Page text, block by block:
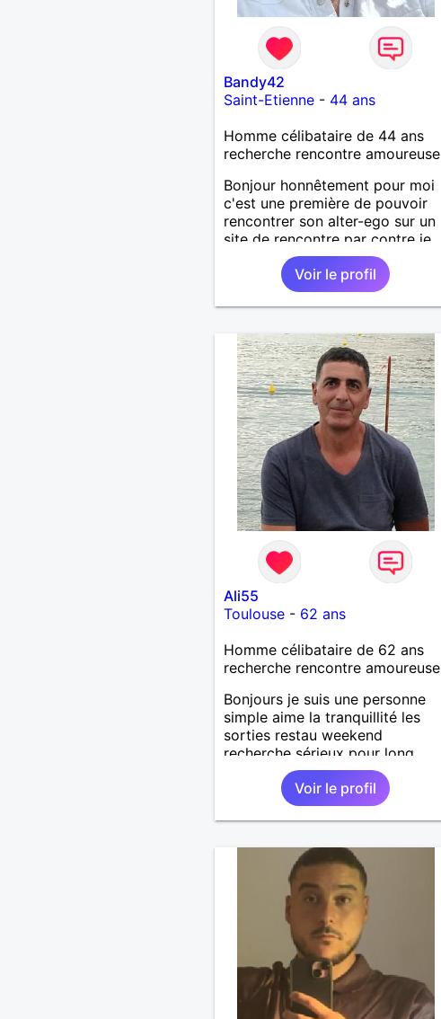
Bandy42
Saint-Etienne- 44 ans
Homme célibataire de 44 ans
recherche rencontre amoureuse
Bonjour honnêtement pour moi
c'est une première de pouvoir
rencontrer son alter-ego sur un
site de rencontre par contre je
suis dinamique entreprenant
respectueux audacieuse
attentionné sincères et expressif
et j' aime surtout les câlins et à
amour bisous à+ à bientôt
Voir le profil
Ali55
Toulouse- 62 ans
Homme célibataire de 62 ans
recherche rencontre amoureuse
Bonjours je suis une personne
simple aime la tranquillité les
sorties restau weekend
recherche sérieux pour long
Voir le profil